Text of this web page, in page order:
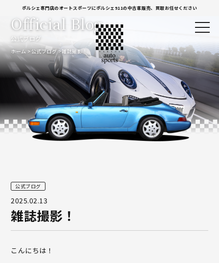
ポルシェ専門店のオートスポーツにポルシェ911の中古車販売、買取お任せください
公式ブログ
Official Blog
ホーム 公式ブログ 雑誌撮影！
公式ブログ
2025.02.13
雑誌撮影！
こんにちは！